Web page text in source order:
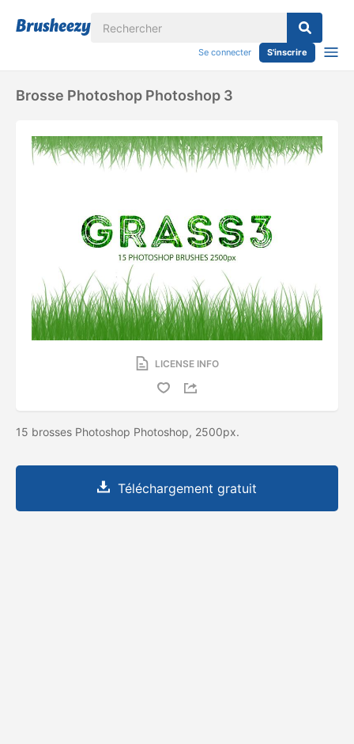
Se connecter S'inscrire
Brosse Photoshop Photoshop 3
LICENSE INFO
15 brosses Photoshop Photoshop, 2500px.
Téléchargement gratuit